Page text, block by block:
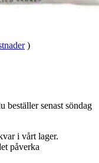
)
beställer senast söndag
i vårt lager.
påverka